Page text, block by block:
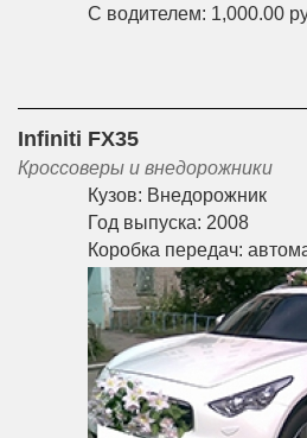
С водителем: 1,000.00
Infiniti FX35
Кроссоверы и внедорожники
Кузов: Внедорожник
Год выпуска: 2008
Коробка передач: